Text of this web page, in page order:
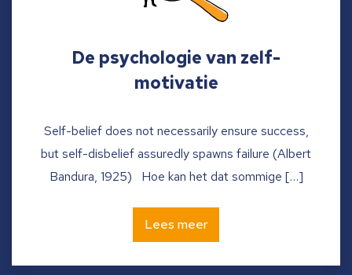
De psychologie van zelf-
motivatie
Self-belief does not necessarily ensure success,
but self-disbelief assuredly spawns failure (Albert
Bandura, 1925) Hoe kan het dat sommige […]
Lees meer